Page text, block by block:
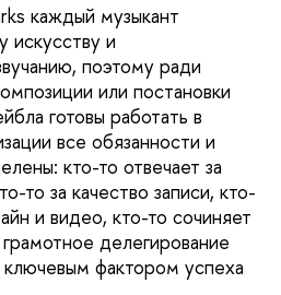
каждый музыкант
искусству и
поэтому ради
или постановки
готовы работать в
все обязанности и
кто-то отвечает за
то за качество записи, кто-
и видео, кто-то сочиняет
делегирование
фактором успеха